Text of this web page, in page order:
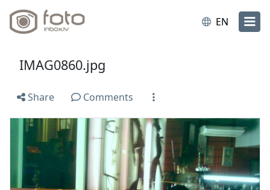
EN
IMAG0860.jpg
Share Comments